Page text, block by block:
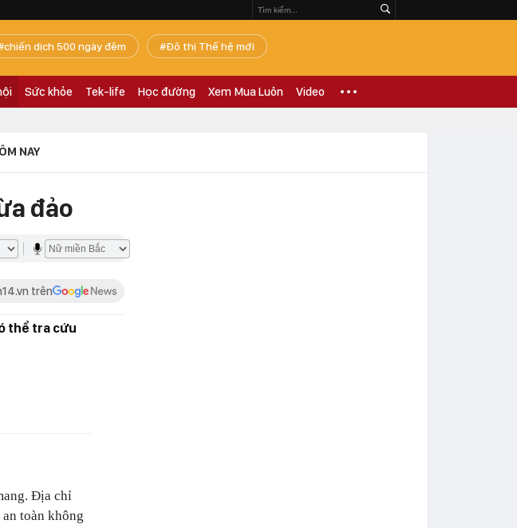
chiến dịch 500 ngày đêm Đô thị Thế hệ mới
Sức khỏe Tek-life Học đường Xem Mua Luôn Video
NAY
đảo
trên
thể tra cứu
Địa chỉ
toàn không